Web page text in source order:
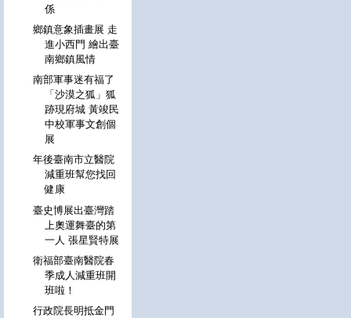
係
鄉鎮意象插畫展 走
進小西門 繪出臺
南鄉鎮風情
南部軍事迷有福了
「沙漠之狐」狐
跡現府城 黃竣民
中校軍事文創個
展
年後臺南市立醫院
減重班幫您找回
健康
臺史博展出臺灣踏
上奧運舞臺的第
一人 張星賢特展
衛福部臺南醫院春
季成人減重班開
班啦！
行政院長明抵金門